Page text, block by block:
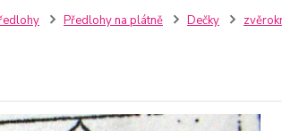
Předlohy na plátně Dečky